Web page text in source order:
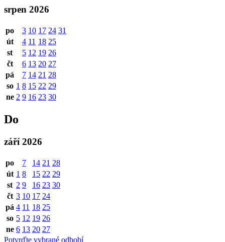
srpen 2026
po 3 10 17 24 31
út
4 11 18 25
st
5 12 19 26
čt
6 13 20 27
pá
7 14 21 28
so 1 8 15 22 29
ne 2 9 16 23 30
Do
září 2026
po 7 14 21 28
út 1 8 15 22 29
st 2 9 16 23 30
čt 3 10 17 24
pá 4 11 18 25
so 5 12 19 26
ne 6 13 20 27
Potvrďte vybrané odbobí